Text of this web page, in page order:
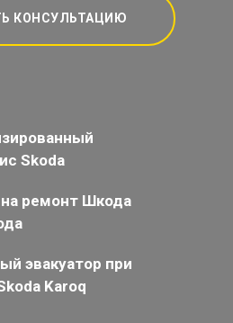
КОНСУЛЬТАЦИЮ
Skoda
на ремонт Шкода
эвакуатор при
Karoq